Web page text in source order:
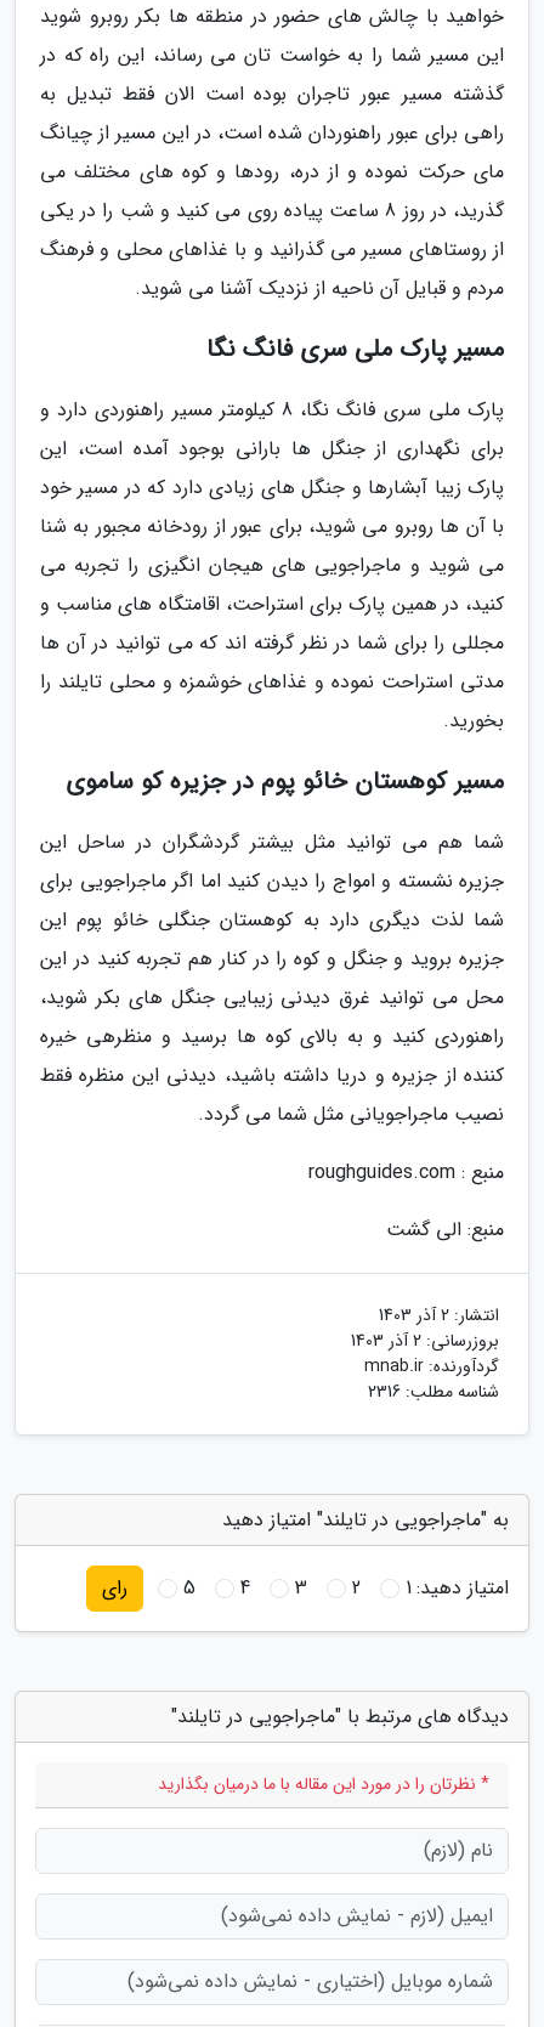
خواهید با چالش های حضور در منطقه ها بکر روبرو شوید
این مسیر شما را به خواست تان می رساند، این راه که در
گذشته مسیر عبور تاجران بوده است الان فقط تبدیل به
راهی برای عبور راهنوردان شده است، در این مسیر از چیانگ
مای حرکت نموده و از دره، رودها و کوه های مختلف می
گذرید، در روز 8 ساعت پیاده روی می کنید و شب را در یکی
از روستاهای مسیر می گذرانید و با غذاهای محلی و فرهنگ
مردم و قبایل آن ناحیه از نزدیک آشنا می شوید.
مسیر پارک ملی سری فانگ نگا
پارک ملی سری فانگ نگا، 8 کیلومتر مسیر راهنوردی دارد و
برای نگهداری از جنگل ها بارانی بوجود آمده است، این
پارک زیبا آبشارها و جنگل های زیادی دارد که در مسیر خود
با آن ها روبرو می شوید، برای عبور از رودخانه مجبور به شنا
می شوید و ماجراجویی های هیجان انگیزی را تجربه می
کنید، در همین پارک برای استراحت، اقامتگاه های مناسب و
مجللی را برای شما در نظر گرفته اند که می توانید در آن ها
مدتی استراحت نموده و غذاهای خوشمزه و محلی تایلند را
بخورید.
مسیر کوهستان خائو پوم در جزیره کو ساموی
شما هم می توانید مثل بیشتر گردشگران در ساحل این
جزیره نشسته و امواج را دیدن کنید اما اگر ماجراجویی برای
شما لذت دیگری دارد به کوهستان جنگلی خائو پوم این
جزیره بروید و جنگل و کوه را در کنار هم تجربه کنید در این
محل می توانید غرق دیدنی زیبایی جنگل های بکر شوید،
راهنوردی کنید و به بالای کوه ها برسید و منظرهی خیره
کننده از جزیره و دریا داشته باشید، دیدنی این منظره فقط
نصیب ماجراجویانی مثل شما می گردد.
منبع : roughguides.com
منبع: الی گشت
انتشار: 2 آذر 1403
بروزرسانی: 2 آذر 1403
گردآورنده: mnab.ir
شناسه مطلب: 2316
به "ماجراجویی در تایلند" امتیاز دهید
امتیاز دهید:1
2
3
4
5 رای
دیدگاه های مرتبط با "ماجراجویی در تایلند"
* نظرتان را در مورد این مقاله با ما درمیان بگذارید